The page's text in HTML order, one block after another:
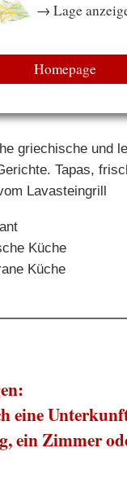
→ Lage
Homepage
griechische und
Tapas,
Lavasteingrill
Küche
Küche
eine
ein Zimmer